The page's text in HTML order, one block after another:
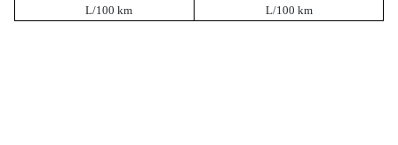
L/100 km L/100 km